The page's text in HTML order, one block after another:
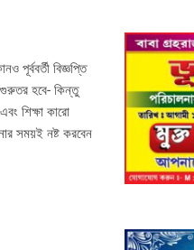
বিজ্ঞপ্তি
গুরুতর হবে- কিন্তু
শিক্ষা কারো
সময়ই নষ্ট করবেন